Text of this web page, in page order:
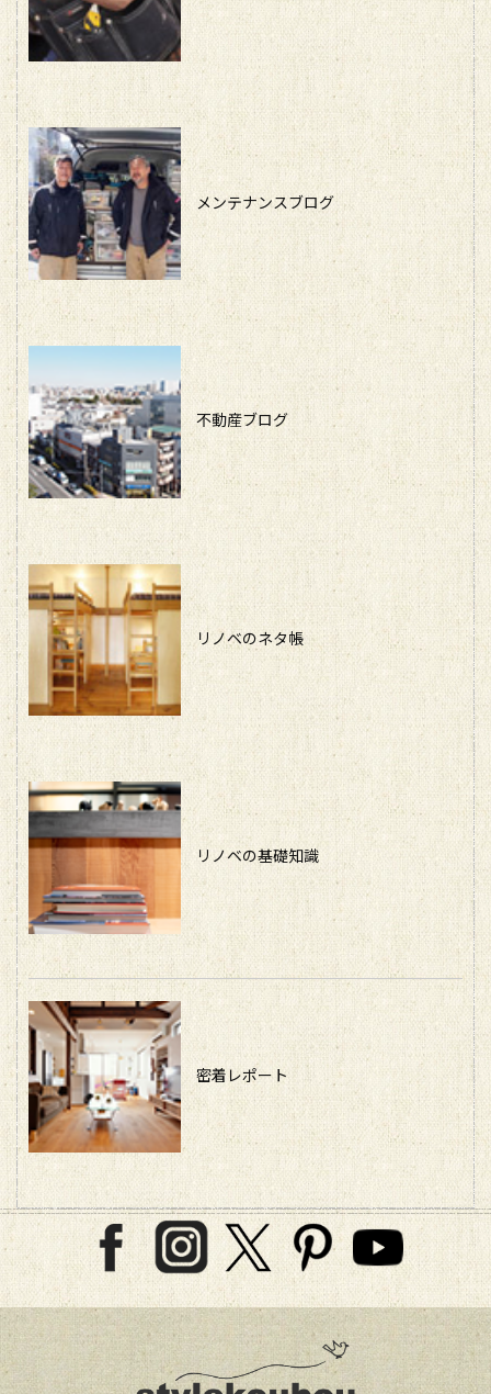
メンテナンスブログ
不動産ブログ
リノベのネタ帳
リノベの基礎知識
密着レポート